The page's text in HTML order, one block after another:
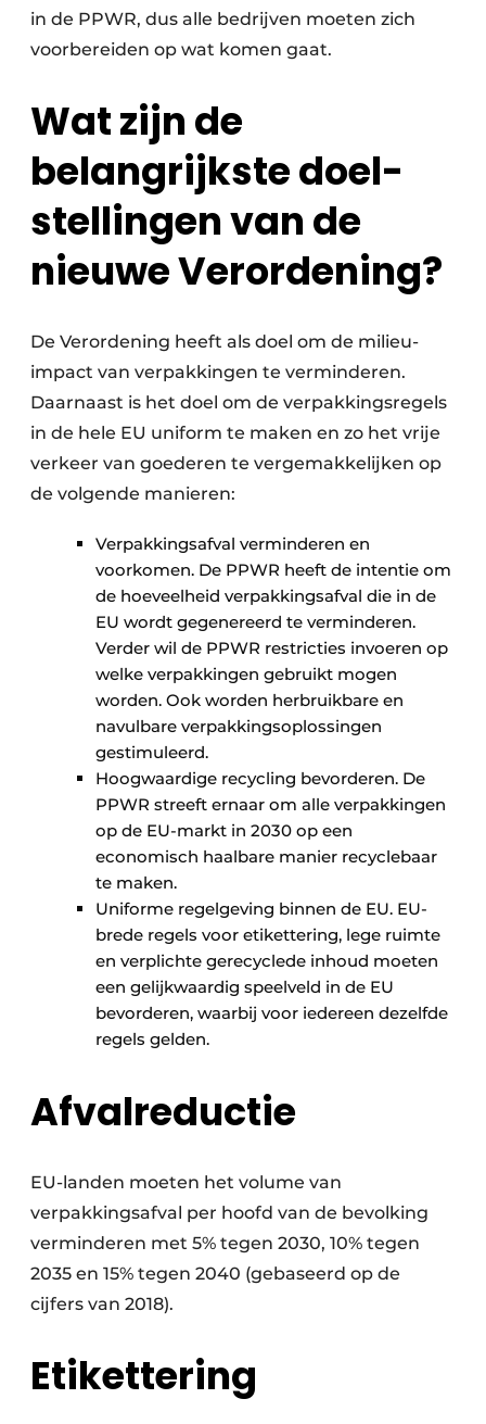
Textielrecyclage
in de PPWR, dus alle bedrijven moeten zich
voorbereiden op wat komen gaat.
Wat zijn de
belangrijkste doel­
stellingen van de
nieuwe Verordening?
De Verordening heeft als doel om de milieu-
impact van verpakkingen te verminderen.
Daar­naast is het doel om de verpakkingsregels
in de hele EU uniform te maken en zo het vrije
verkeer van goederen te vergemakkelijken op
de volgende manieren:
Verpakkingsafval verminderen en
voorkomen. De PPWR heeft de intentie om
de hoeveel­heid verpakkingsafval die in de
EU wordt gegenereerd te verminderen.
Verder wil de PPWR restricties invoeren op
welke ver­pakkingen gebruikt mogen
worden. Ook worden herbruikbare en
navulbare verpakkings­oplossingen
gestimuleerd.
Hoogwaardige recycling bevorderen. De
PPWR streeft ernaar om alle verpakkingen
op de EU-markt in 2030 op een
economisch haalbare manier recyclebaar
te maken.
Uniforme regelgeving binnen de EU. EU-
brede regels voor etikettering, lege ruimte
en verplichte gerecyclede inhoud moeten
een gelijkwaardig speelveld in de EU
bevorderen, waarbij voor iedereen dezelfde
regels gelden.
Afvalreductie
EU-landen moeten het volume van
verpakkings­afval per hoofd van de bevolking
verminderen met 5% tegen 2030, 10% tegen
2035 en 15% tegen 2040 (gebaseerd op de
cijfers van 2018).
Etikettering